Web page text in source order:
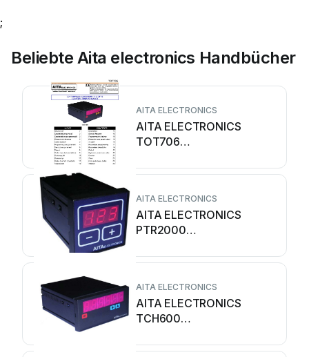
;
Beliebte Aita electronics Handbücher
AITA ELECTRONICS
AITA ELECTRONICS
TOT706
AITA ELECTRONICS
AITA ELECTRONICS
PTR2000
AITA ELECTRONICS
AITA ELECTRONICS
TCH600